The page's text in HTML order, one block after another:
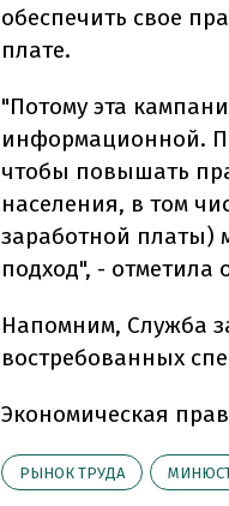
обеспечить свое
плате.
"Потому эта
информационной.
чтобы повышать
населения, в том
заработной платы)
подход", - отметила
Напомним, Служба
востребованных
Экономическая
РЫНОК ТРУДА